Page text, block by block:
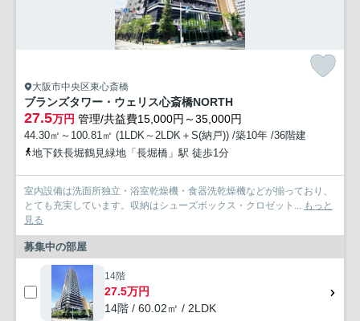
大阪市中央区東心斎橋
ブランズタワー・ウェリス心斎橋NORTH
27.5万円 管理/共益費15,000円～35,000円
44.30㎡～100.81㎡ (1LDK～2LDK＋S(納戸)) /築10年 /36階建
地下鉄長堀鶴見緑地「長堀橋」駅 徒歩1分
室内設備は洗面所独立・浴室乾燥機・食器洗乾燥機などが揃っており、
とても充実しています。収納はシューズボックス・クロゼット... もっと
見る
募集中の部屋
14階
27.5万円
14階 / 60.02㎡ / 2LDK